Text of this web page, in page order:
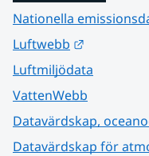
Nationella
Luftwebb
Luftmiljödata
VattenWebb
Datavärdskap,
Datavärdskap för